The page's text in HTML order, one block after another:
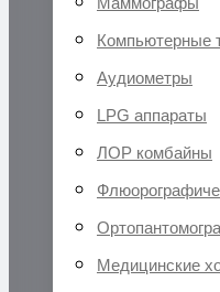
Компьютерные
Аудиометры
LPG аппараты
ЛОР комбайны
Медицинские